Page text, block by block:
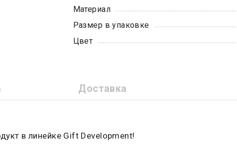
Материал
Размер в упаковке
Цвет
Доставка
в линейке Gift Development!